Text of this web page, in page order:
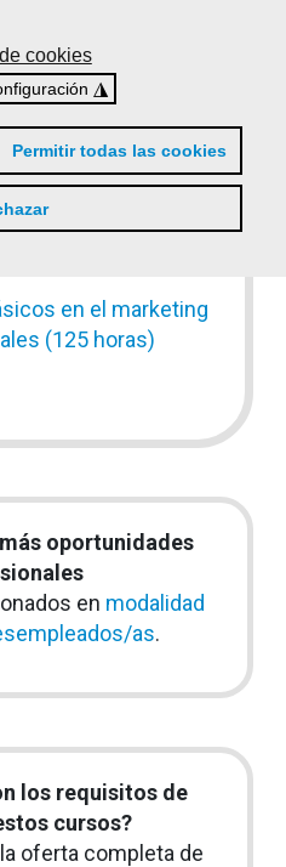
cookies
◮
Permitir todas las cookies
y protocolo (65
y dietas
laborales en la
en el marketing
(125 horas)
oportunidades
en modalidad
as.
los requisitos de
cursos?
oferta completa de